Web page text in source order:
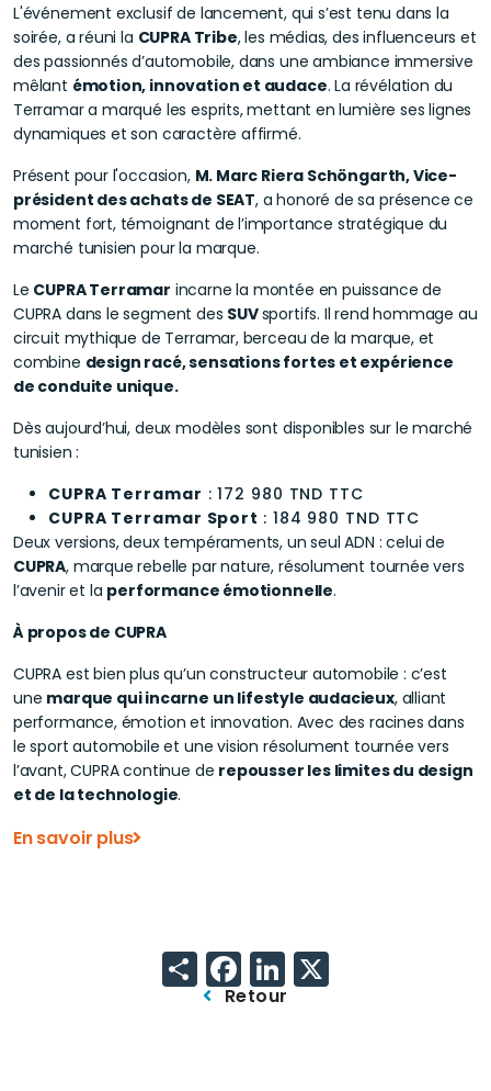
L'événement exclusif de lancement, qui s’est tenu dans la
soirée, a réuni la CUPRA Tribe, les médias, des influenceurs et
des passionnés d’automobile, dans une ambiance immersive
mêlant émotion, innovation et audace. La révélation du
Terramar a marqué les esprits, mettant en lumière ses lignes
dynamiques et son caractère affirmé.
Présent pour l'occasion, M. Marc Riera Schöngarth, Vice-
président des achats de SEAT, a honoré de sa présence ce
moment fort, témoignant de l’importance stratégique du
marché tunisien pour la marque.
Le CUPRA Terramar incarne la montée en puissance de
CUPRA dans le segment des SUVsportifs. Il rend hommage au
circuit mythique de Terramar, berceau de la marque, et
combine design racé, sensations fortes et expérience
de conduite unique.
Dès aujourd’hui, deux modèles sont disponibles sur le marché
tunisien :
CUPRA Terramar : 172 980 TND TTC
CUPRA Terramar Sport : 184 980 TND TTC
Deux versions, deux tempéraments, un seul ADN : celui de
CUPRA, marque rebelle par nature, résolument tournée vers
l’avenir et la performance émotionnelle.
À propos de CUPRA
CUPRA est bien plus qu’un constructeur automobile : c’est
une marque qui incarne un lifestyle audacieux, alliant
performance, émotion et innovation. Avec des racines dans
le sport automobile et une vision résolument tournée vers
l’avant, CUPRA continue de repousser les limites du design
et de la technologie.
En savoir plus
Retour
ShareFacebook
LinkedIn